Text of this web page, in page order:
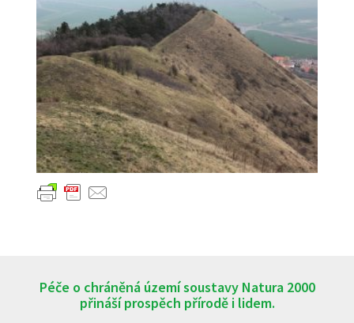
Péče o chráněná území soustavy Natura 2000
přináší prospěch přírodě i lidem.